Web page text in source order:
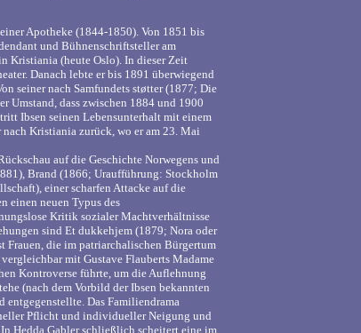
Apotheke (1844-1850). Von 1851 bis
und Bühnenschriftsteller am
Kristiania (heute Oslo). In dieser Zeit
Danach lebte er bis 1891 überwiegend
seiner nach Samfundets støtter (1877; Die
Umstand, dass zwischen 1884 und 1900
Ibsen seinen Lebensunterhalt mit einem
nach Kristiania zurück, wo er am 23. Mai
auf die Geschichte Norwegens und
Brand (1866; Uraufführung: Stockholm
einer scharfen Attacke auf die
einen neuen Typus des
Kritik sozialer Machtverhältnisse
sind Et dukkehjem (1879; Nora oder
Frauen, die im patriarchalischen Bürgertum
mit Gustave Flauberts Madame
Kontroverse führte, um die Auflehnung
(nach dem Vorbild der Ibsen bekannten
entgegenstellte. Das Familiendrama
Pflicht und individueller Neigung und
Hedda Gabler schließlich scheitert eine im